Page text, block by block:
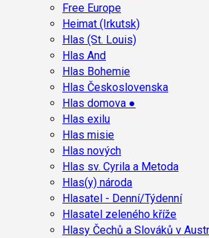
Free Europe
Heimat (Irkutsk)
Hlas (St. Louis)
Hlas And
Hlas Bohemie
Hlas Československa
Hlas domova ●
Hlas exilu
Hlas misie
Hlas nových
Hlas sv. Cyrila a Metoda
Hlas(y) národa
Hlasatel - Denní/Týdenní
Hlasatel zeleného kříže
Hlasy Čechů a Slováků v